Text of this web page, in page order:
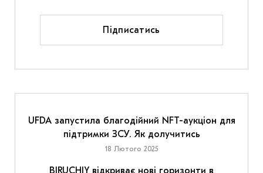
Підписатись
UFDA запустила благодійний NFT-аукціон для
підтримки ЗСУ. Як долучитись
18 Лютого 2025